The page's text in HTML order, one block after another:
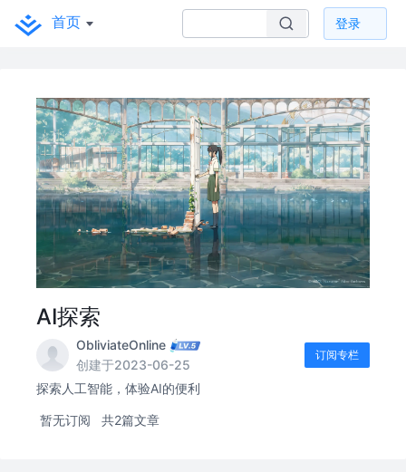
首页 登录
AI探索
ObliviateOnline
创建于2023-06-25
订阅专栏
探索人工智能，体验AI的便利
暂无订阅 共2篇文章